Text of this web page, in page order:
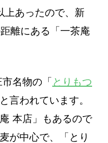
上あったので、新
離にある「一茶庵
市名物の「 とりもつ
言われています。
本店」もあるので
が中心で、「とり